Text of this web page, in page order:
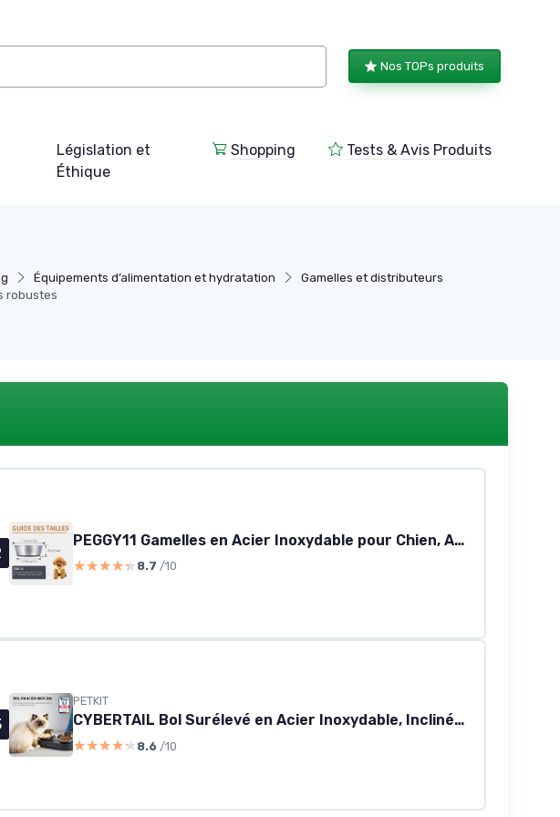
Nos TOPs produits
Législation et
Éthique
Shopping Tests & Avis Produits
Équipements d’alimentation et hydratation
Gamelles et distributeurs
robustes
PEGGY11 Gamelles en Acier Inoxydable pour Chien, Antidérapant, Fond en Caoutchouc, Qualité Alimentaire, sans BPA, Peut Passer au Lave-Vaisselle, Facile à Nettoyer, 720 ML, Paquet de 2 acier inoxydable 720 ml, 2 bols
★★★★★
★★★★★ 8.7 /10
PETKIT
CYBERTAIL Bol Surélevé en Acier Inoxydable, Inclinés Bols de Nourriture et alimentation Antidérapants sans Déversement pr Chats et Petits Chiens Ensemble de bols
★★★★★
★★★★★ 8.6 /10